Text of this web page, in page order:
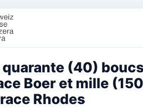
(40)
Boer et mille
Rhodes